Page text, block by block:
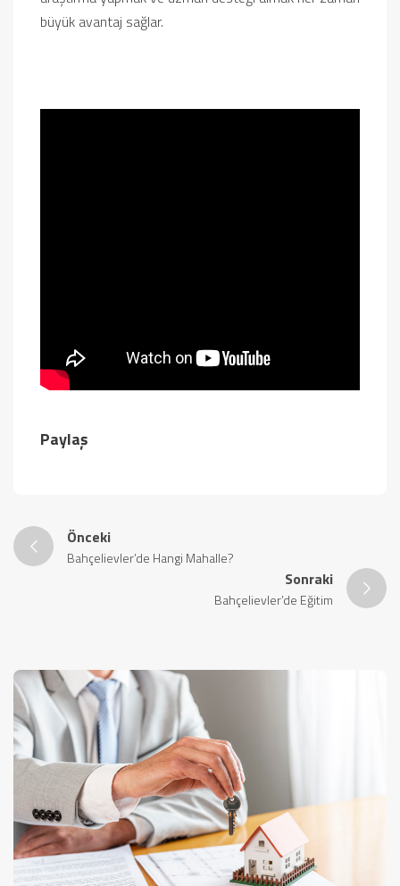
büyük avantaj sağlar.
Paylaş
Önceki
Bahçelievler’de Hangi Mahalle?
Sonraki
Bahçelievler’de Eğitim